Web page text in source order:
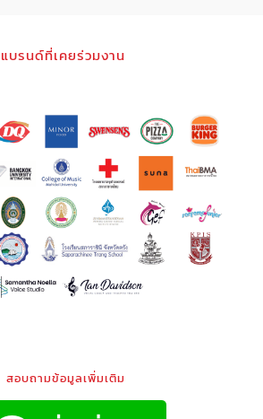
แบรนด์ที่เคยร่วมงาน
สอบถามข้อมูลเพิ่มเติม